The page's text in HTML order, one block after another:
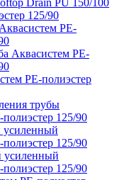
Drain PU 150/100
125/90
PE-
Аквасистем PE-
PE-полиэстер
трубы
125/90
125/90
усиленный
125/90